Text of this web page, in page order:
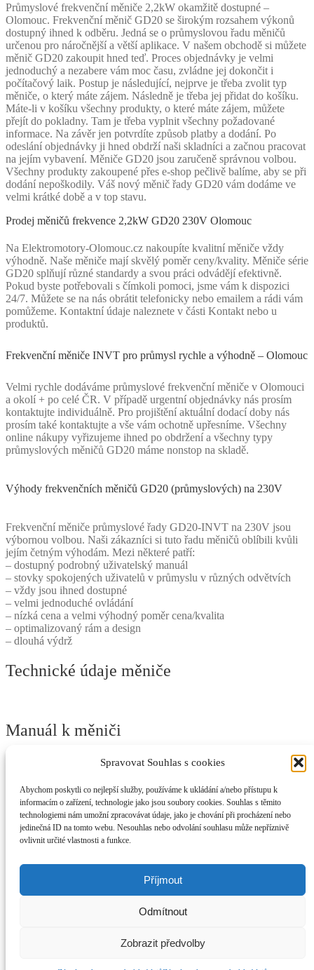
Spravovat Souhlas s cookies
Abychom poskytli co nejlepší služby, používáme k ukládání a/nebo přístupu k
informacím o zařízení, technologie jako jsou soubory cookies. Souhlas s těmito
technologiemi nám umožní zpracovávat údaje, jako je chování při procházení nebo
jedinečná ID na tomto webu. Nesouhlas nebo odvolání souhlasu může nepříznivě
ovlivnit určité vlastnosti a funkce.
Příjmout
Odmítnout
Zobrazit předvolby
Průmyslové frekvenční měniče 2,2kW okamžitě dostupné –
Olomouc. Frekvenční měnič GD20 se širokým rozsahem výkonů
dostupný ihned k odběru. Jedná se o průmyslovou řadu měničů
určenou pro náročnější a větší aplikace. V našem obchodě si můžete
měnič GD20 zakoupit hned teď. Proces objednávky je velmi
jednoduchý a nezabere vám moc času, zvládne jej dokončit i
počítačový laik. Postup je následující, nejprve je třeba zvolit typ
měniče, o který máte zájem. Následně je třeba jej přidat do košíku.
Máte-li v košíku všechny produkty, o které máte zájem, můžete
přejít do pokladny. Tam je třeba vyplnit všechny požadované
informace. Na závěr jen potvrdíte způsob platby a dodání. Po
odeslání objednávky ji hned obdrží naši skladníci a začnou pracovat
na jejím vybavení. Měniče GD20 jsou zaručeně správnou volbou.
Všechny produkty zakoupené přes e-shop pečlivě balíme, aby se při
dodání nepoškodily. Váš nový měnič řady GD20 vám dodáme ve
velmi krátké době a v top stavu.
Prodej měničů frekvence 2,2kW GD20 230V Olomouc
Na Elektromotory-Olomouc.cz nakoupíte kvalitní měniče vždy
výhodně. Naše měniče mají skvělý poměr ceny/kvality. Měniče série
GD20 splňují různé standardy a svou práci odvádějí efektivně.
Pokud byste potřebovali s čímkoli pomoci, jsme vám k dispozici
24/7. Můžete se na nás obrátit telefonicky nebo emailem a rádi vám
pomůžeme. Kontaktní údaje naleznete v části Kontakt nebo u
produktů.
Frekvenční měniče INVT pro průmysl rychle a výhodně – Olomouc
Velmi rychle dodáváme průmyslové frekvenční měniče v Olomouci
a okolí + po celé ČR. V případě urgentní objednávky nás prosím
kontaktujte individuálně. Pro projištění aktuální dodací doby nás
prosím také kontaktujte a vše vám ochotně upřesníme. Všechny
online nákupy vyřizujeme ihned po obdržení a všechny typy
průmyslových měničů GD20 máme nonstop na skladě.
Výhody frekvenčních měničů GD20 (průmyslových) na 230V
Frekvenční měniče průmyslové řady GD20-INVT na 230V jsou
výbornou volbou. Naši zákazníci si tuto řadu měničů oblíbili kvůli
jejím četným výhodám. Mezi některé patří:
– dostupný podrobný uživatelský manuál
– stovky spokojených uživatelů v průmyslu v různých odvětvích
– vždy jsou ihned dostupné
– velmi jednoduché ovládání
– nízká cena a velmi výhodný poměr cena/kvalita
– optimalizovaný rám a design
– dlouhá výdrž
Technické údaje měniče
Manuál k měniči
Manuál k měniči GD20
Elektromotory-Olomouc.cz
Prohledat
Hledat
Původní
cena
4,673.00KčAktuální
cena
bez DPH